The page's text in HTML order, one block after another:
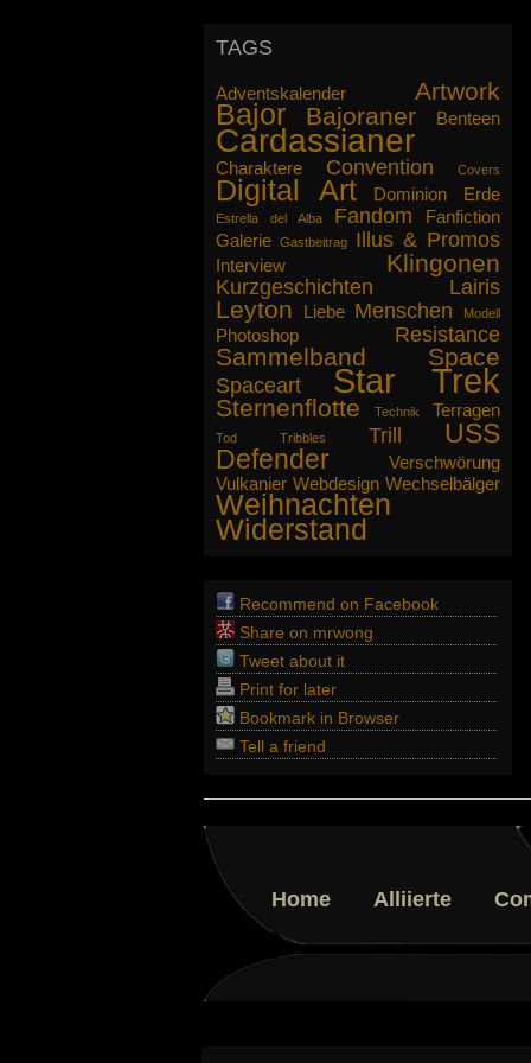
Abenteuern Sie nicht nur
Ihnen das Essen auf der Herdplatte
anbrennt. Wir replizieren Ihnen
gegebenenfalls etwas Neues.
Mögen die Propheten mit Ihnen sein.
gez. Captain Lairis Ilana
TAGS
Adventskalender Artwork
Bajor Bajoraner Benteen
Cardassianer
Charaktere Convention Covers
Digital Art Dominion Erde
Estrella del Alba Fandom
Fanfiction
Galerie Gastbeitrag Illus & Promos
Interview Klingonen
Kurzgeschichten Lairis
Leyton Liebe Menschen Modell
Photoshop Resistance
Sammelband Space
Spaceart Star Trek
Sternenflotte Technik Terragen
Tod Tribbles Trill
USS
Defender
Verschwörung
Vulkanier Webdesign Wechselbälger
Weihnachten
Widerstand
Recommend on Facebook
Share on mrwong
Tweet about it
Print for later
Bookmark in Browser
Tell a friend
Home Alliierte